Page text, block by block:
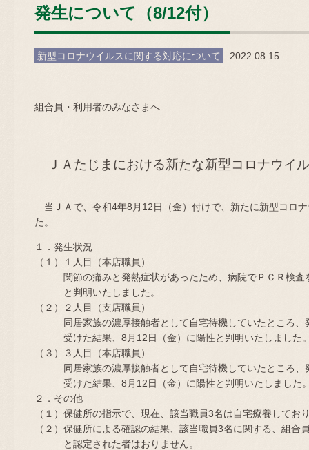
発生について（8/12付）
新型コロナウイルスに関する対応について 2022.08.15
組合員・利用者のみなさまへ
ＪＡたじまにおける新たな新型コロナウイ
当ＪＡで、令和4年8月12日（金）付けで、新たに新型コロ
た。
１．発生状況
（１）１人目（本店職員）
関節の痛みと発熱症状があったため、病院でＰＣＲ検査
と判明いたしました。
（２）２人目（支店職員）
同居家族の濃厚接触者として自宅待機していたところ、
受けた結果、8月12日（金）に陽性と判明いたしました
（３）３人目（本店職員）
同居家族の濃厚接触者として自宅待機していたところ、
受けた結果、8月12日（金）に陽性と判明いたしました
２．その他
（１）保健所の指示で、現在、該当職員3名は自宅療養してお
（２）保健所による確認の結果、該当職員3名に関する、組合
と認定された者はおりません。